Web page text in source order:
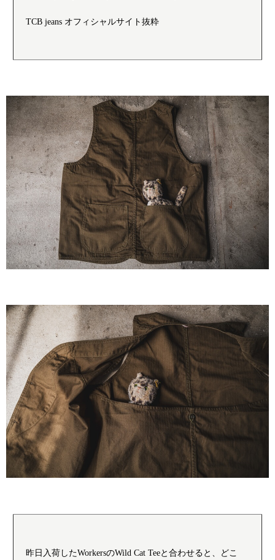
TCB jeans オフィシャルサイト抜粋
昨日入荷したWorkersのWild Cat Teeと合わせると、どこ